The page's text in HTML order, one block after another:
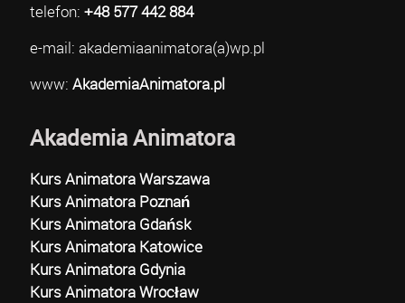
telefon: +48 577 442 884
e-mail: akademiaanimatora(a)wp.pl
www: AkademiaAnimatora.pl
Akademia Animatora
Kurs Animatora Warszawa
Kurs Animatora Poznań
Kurs Animatora Gdańsk
Kurs Animatora Katowice
Kurs Animatora Gdynia
Kurs Animatora Wrocław